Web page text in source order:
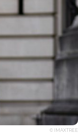
© IMAXTREE